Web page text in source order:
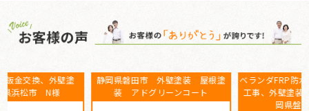
静岡県磐田市 外壁塗装 屋根塗
装 アドグリーンコート
ベランダFRP防水工事、屋根カバー
工事、外壁塗装、庇補修工事 静
岡県盤田市 K様